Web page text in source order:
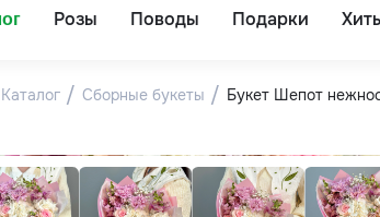
Розы Поводы Подарки
Каталог Сборные букеты Букет Шепот